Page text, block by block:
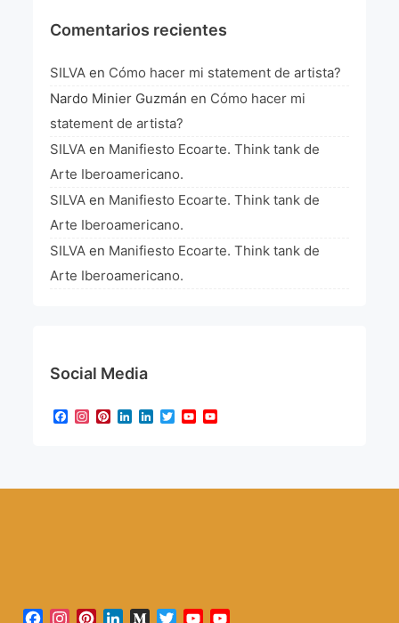
Comentarios recientes
SILVA en Cómo hacer mi statement de artista?
Nardo Minier Guzmán en Cómo hacer mi
statement de artista?
SILVA en Manifiesto Ecoarte. Think tank de
Arte Iberoamericano.
SILVA en Manifiesto Ecoarte. Think tank de
Arte Iberoamericano.
SILVA en Manifiesto Ecoarte. Think tank de
Arte Iberoamericano.
Social Media
Facebook
Instagram
Pinterest
LinkedIn
LinkedIn
TwitterYouTube
Facebook
Instagram
PinterestLinkedInMediumTwitterYouTube